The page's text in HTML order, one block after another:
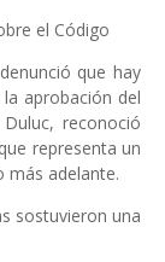
el Código
que hay
aprobación del
reconoció
representa un
más adelante.
sostuvieron una